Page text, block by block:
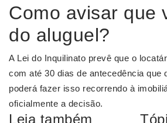
Como avisar que
do aluguel?
A Lei do Inquilinato prevê que o
com até 30 dias de antecedência que
poderá fazer isso recorrendo à
oficialmente a decisão.
Leia também